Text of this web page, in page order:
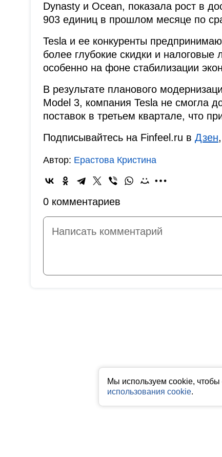
Мы используем cookie, чтобы
использования cookie.
Dynasty и Ocean, показала рост в
903 единиц в прошлом месяце по
Tesla и ее конкуренты
более глубокие скидки и налоговые
особенно на фоне стабилизации
В результате планового
Model 3, компания Tesla не смогла
поставок в третьем квартале, что
Подписывайтесь на Finfeel.ru в Дзен,
Автор: Ерастова Кристина
0 комментариев